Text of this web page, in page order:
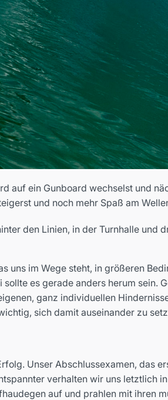
auf ein Gunboard wechselst und
und noch mehr Spaß am
den Linien, in der Turnhalle und
uns im Wege steht, in größeren
es gerade anders herum sein.
ganz individuellen
sich damit auseinander zu
Unser Abschlussexamen, das
verhalten wir uns letztlich
auf und prahlen mit ihren